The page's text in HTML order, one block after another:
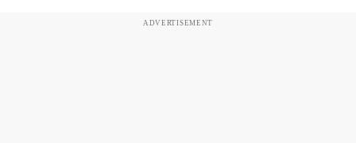
ADVERTISEMENT